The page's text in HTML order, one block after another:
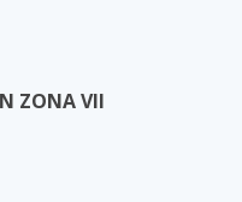
ZONA VII